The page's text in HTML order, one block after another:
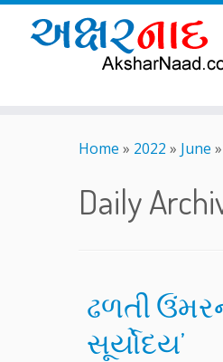
Home » 2022 » June »
Daily
ઢળતી
સૂર્યોદય’